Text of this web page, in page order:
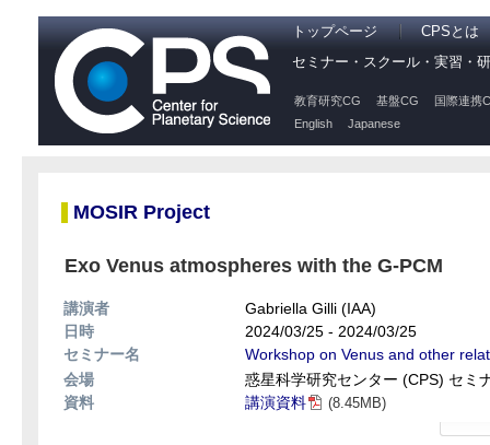
トップページ
CPSとは
セミナー・スクール・実習・
教育研究CG 基盤CG
国際連携
English
Japanese
MOSIR Project
Exo Venus atmospheres with the G-PCM
講演者
Gabriella Gilli (IAA)
日時
2024/03/25 - 2024/03/25
セミナー名
Workshop on Venus and other
会場
惑星科学研究センター (CPS) セミ
資料
講演資料 (8.45MB)